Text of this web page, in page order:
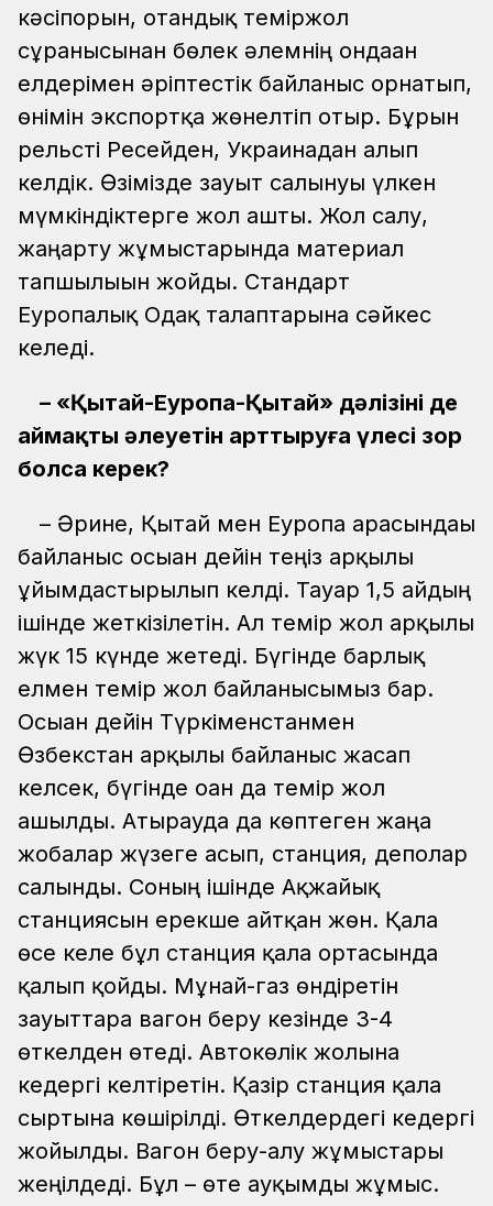
кәсіпорын, отандық теміржол
сұранысынан бөлек әлемнің ондаған
елдерімен әріптестік байланыс орнатып,
өнімін экспортқа жөнелтіп отыр. Бұрын
рельсті Ресейден, Украинадан алып
келдік. Өзімізде зауыт салынуы үлкен
мүмкіндіктерге жол ашты. Жол салу,
жаңарту жұмыстарында материал
тапшылығын жойды. Стандарт
Еуропалық Одақ талаптарына сәйкес
келеді.
– «Қытай-Еуропа-Қытай» дәлізінің де
аймақтың әлеуетін арттыруға үлесі зор
болса керек?
– Әрине, Қытай мен Еуропа арасындағы
байланыс осыған дейін теңіз арқылы
ұйымдастырылып келді. Тауар 1,5 айдың
ішінде жеткізілетін. Ал темір жол арқылы
жүк 15 күнде жетеді. Бүгінде барлық
елмен темір жол байланысымыз бар.
Осыған дейін Түркіменстанмен
Өзбекстан арқылы байланыс жасап
келсек, бүгінде оған да темір жол
ашылды. Атырауда да көптеген жаңа
жобалар жүзеге асып, станция, деполар
салынды. Соның ішінде Ақжайық
станциясын ерекше айтқан жөн. Қала
өсе келе бұл станция қала ортасында
қалып қойды. Мұнай-газ өндіретін
зауыттарға вагон беру кезінде 3-4
өткелден өтеді. Автокөлік жолына
кедергі келтіретін. Қазір станция қала
сыртына көшірілді. Өткелдердегі кедергі
жойылды. Вагон беру-алу жұмыстары
жеңілдеді. Бұл – өте ауқымды жұмыс.